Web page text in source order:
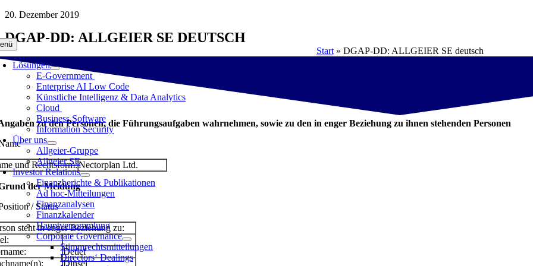
Zum
springen
Lösungen
E-Government
Enterprise AI Low Code
Künstliche Intelligenz & Data Analytics
Cloud
Business Software
Information Security
Über uns
Allgeier-Gruppe
Allgeier SE
Investor Relations
Finanzberichte & Publikationen
Ad hoc-Mitteilungen
Finanzanalysen
Finanzkalender
Hauptversammlung
Corporate Governance
Stimmrechtsmitteilungen
Directors‘ Dealings
20. Dezember 2019
DGAP-DD: ALLGEIER SE DEUTSCH
Start» DGAP-DD: ALLGEIER SE deutsch
zu den Personen, die Führungsaufgaben wahrnehmen, sowie zu den in enger Beziehung zu ihnen stehenden Personen
und Rechtsform:Nectorplan Ltd.
der Meldung
/ Status
steht in enger Beziehung zu:
Detlef
Dinsel